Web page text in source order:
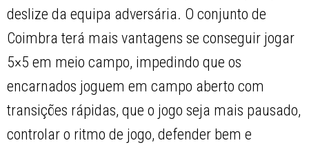
deslize da equipa adversária. O conjunto de
Coimbra terá mais vantagens se conseguir jogar
5×5 em meio campo, impedindo que os
encarnados joguem em campo aberto com
transições rápidas, que o jogo seja mais pausado,
controlar o ritmo de jogo, defender bem e